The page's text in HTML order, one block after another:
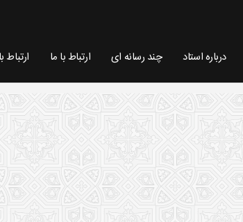
درباره استاد چند رسانه ای ارتباط با ما ارتباط